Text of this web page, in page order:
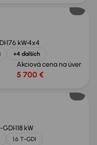
176 kW4x4
+4 ďalších
Akciová cena na úver
5 700 €
GDI118 kW
1.6 T-GDI